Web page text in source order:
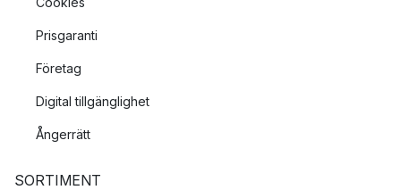
Prisgaranti
Företag
Digital tillgänglighet
Ångerrätt
SORTIMENT